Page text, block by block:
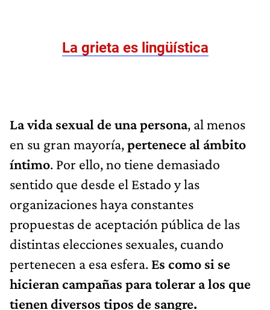
La grieta es lingüística
La vida sexual de una persona, al menos
en su gran mayoría,pertenece al ámbito
íntimo. Por ello, no tiene demasiado
sentido que desde el Estado y las
organizaciones haya constantes
propuestas de aceptación pública de las
distintas elecciones sexuales, cuando
pertenecen a esa esfera. Es como si se
hicieran campañas para tolerar a los que
tienen diversos tipos de sangre.